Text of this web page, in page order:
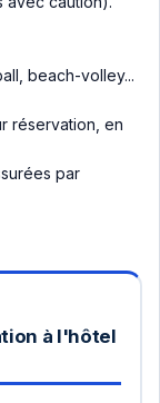
beach-volley...
réservation, en
par
à l'hôtel